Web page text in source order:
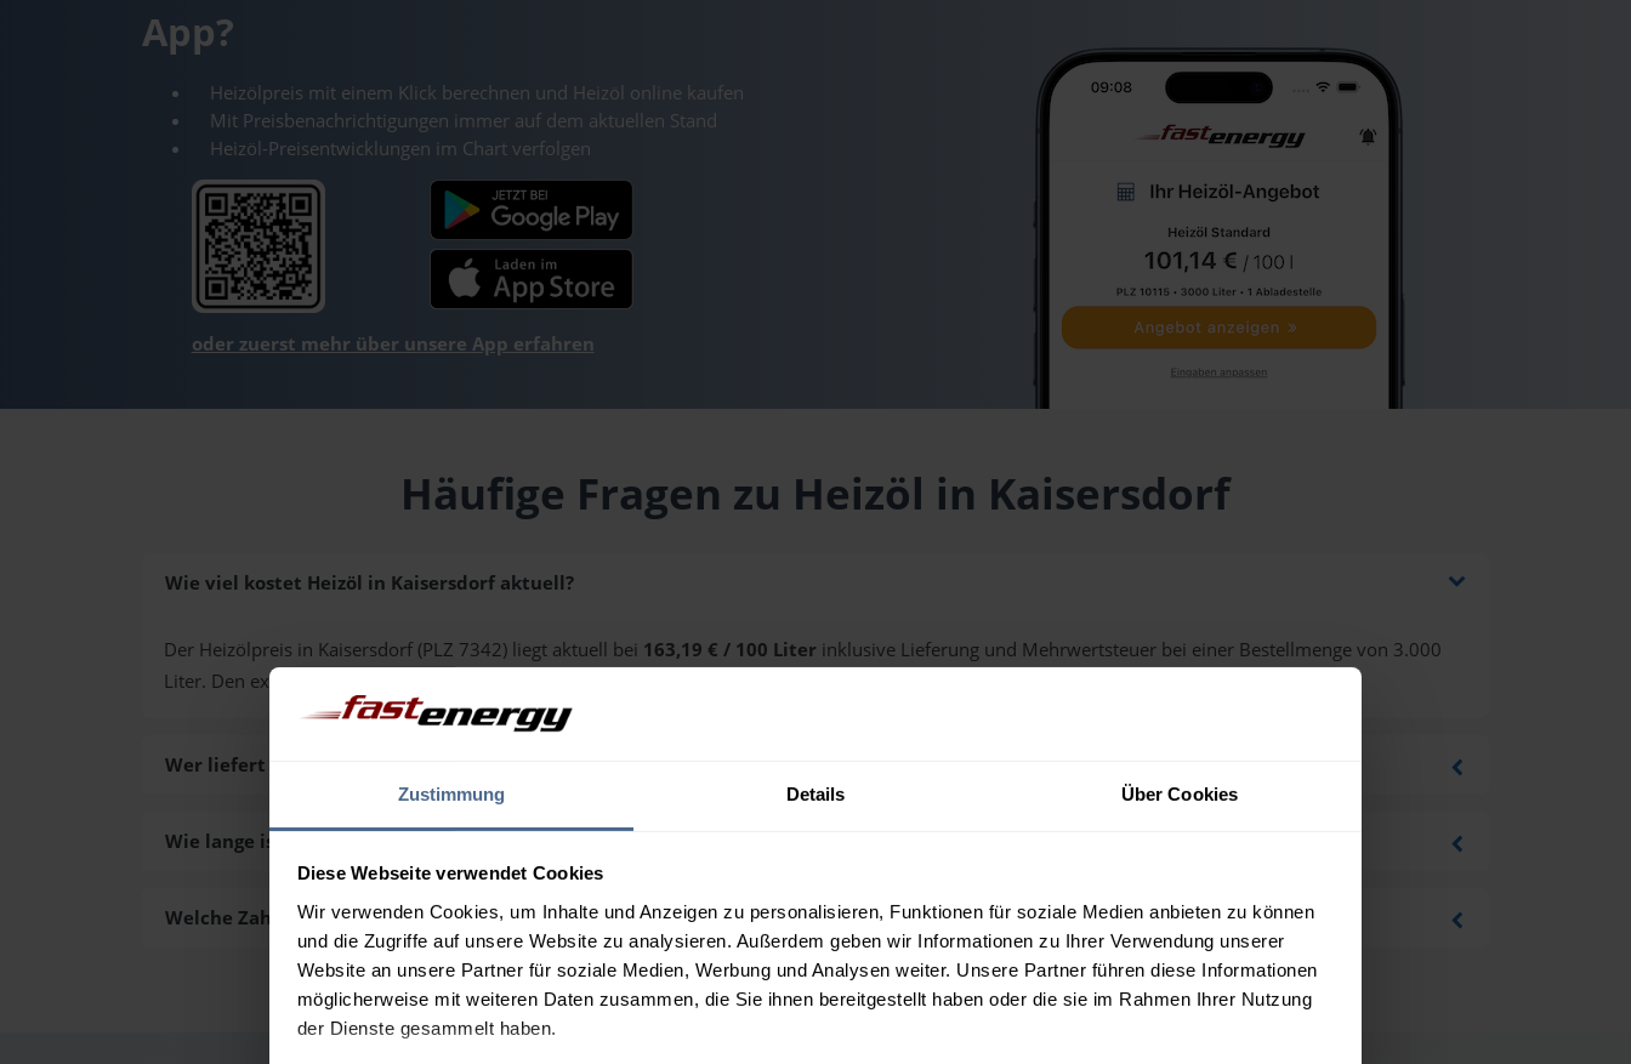
Zustimmung Details Über Cookies
Diese Webseite verwendet Cookies
Wir verwenden Cookies, um Inhalte und Anzeigen zu personalisieren, Funktionen für soziale Medien anbieten zu können
und die Zugriffe auf unsere Website zu analysieren. Außerdem geben wir Informationen zu Ihrer Verwendung unserer
Website an unsere Partner für soziale Medien, Werbung und Analysen weiter. Unsere Partner führen diese Informationen
möglicherweise mit weiteren Daten zusammen, die Sie ihnen bereitgestellt haben oder die sie im Rahmen Ihrer Nutzung
der Dienste gesammelt haben.
App?
Heizölpreis mit einem Klick berechnen und Heizöl online kaufen
Mit Preisbenachrichtigungen immer auf dem aktuellen Stand
Heizöl-Preisentwicklungen im Chart verfolgen
oder zuerst mehr über unsere App erfahren
Häufige Fragen zu Heizöl in Kaisersdorf
Wie viel kostet Heizöl in Kaisersdorf aktuell?
Der Heizölpreis in Kaisersdorf (PLZ 7342) liegt aktuell bei 163,19 € / 100 Liter inklusive Lieferung und Mehrwertsteuer bei einer Bestellmenge von 3.000
Liter. Den exakten Preis für Ihre Wunschmenge erhalten Sie über unseren
Wer liefert das Heizöl in Kaisersdorf aus?
Wie lange ist die Lieferzeit des Heizöls in Kaisersdorf?
Welche Zahlungsarten gibt es?